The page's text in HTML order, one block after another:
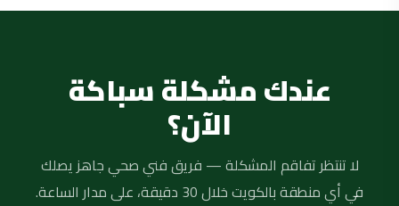
عندك مشكلة سباكة
الآن؟
لا تنتظر تفاقم المشكلة — فريق فني صحي جاهز يصلك
في أي منطقة بالكويت خلال 30 دقيقة، على مدار الساعة.